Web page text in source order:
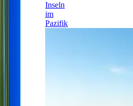
Inseln
im
Pazifik